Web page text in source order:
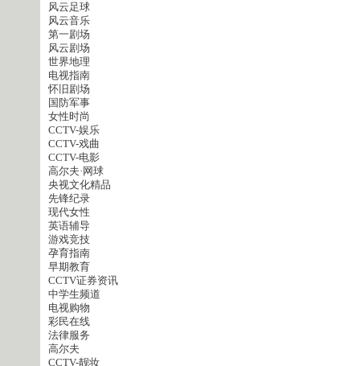
风云足球
风云音乐
第一剧场
风云剧场
世界地理
电视指南
怀旧剧场
国防军事
女性时尚
CCTV-娱乐
CCTV-戏曲
CCTV-电影
高尔夫·网球
央视文化精品
先锋纪录
现代女性
英语辅导
游戏竞技
孕育指南
早期教育
CCTV证券资讯
中学生频道
电视购物
彩民在线
法律服务
高尔夫
CCTV-靓妆